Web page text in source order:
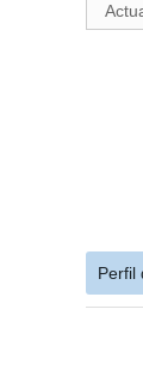
Perfil